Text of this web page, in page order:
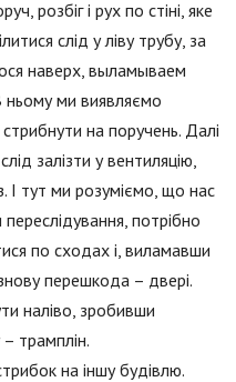
розбіг і рух по стіні, яке
слід у ліву трубу, за
наверх, выламываем
ньому ми виявляємо
на поручень. Далі
залізти у вентиляцію,
І тут ми розуміємо, що нас
потрібно
по сходах і, виламавши
перешкода – двері.
наліво, зробивши
трамплін.
на іншу будівлю.